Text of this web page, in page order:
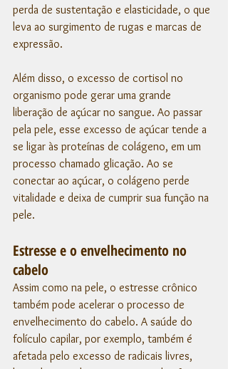
perda de sustentação e elasticidade, o que
leva ao surgimento de rugas e marcas de
expressão.
Além disso, o excesso de cortisol no
organismo pode gerar uma grande
liberação de açúcar no sangue. Ao passar
pela pele, esse excesso de açúcar tende a
se ligar às proteínas de colágeno, em um
processo chamado glicação. Ao se
conectar ao açúcar, o colágeno perde
vitalidade e deixa de cumprir sua função na
pele.
Estresse e o envelhecimento no
cabelo
Assim como na pele, o estresse crônico
também pode acelerar o processo de
envelhecimento do cabelo. A saúde do
folículo capilar, por exemplo, também é
afetada pelo excesso de radicais livres,